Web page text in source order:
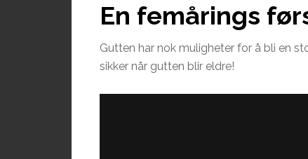
En femårings
Gutten har nok muligheter for å bli en
sikker når gutten blir eldre!